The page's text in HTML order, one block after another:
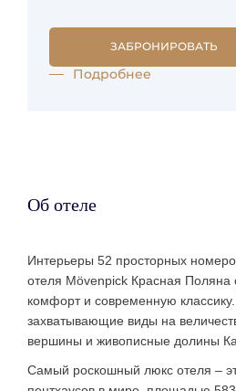
ЗАБРОНИРОВАТЬ
Подробнее
Об отеле
Интерьеры 52 просторных
отеля Mövenpick Красная Поляна
комфорт и современную
захватывающие виды на
вершины и живописные долины
Самый роскошный люкс отеля –